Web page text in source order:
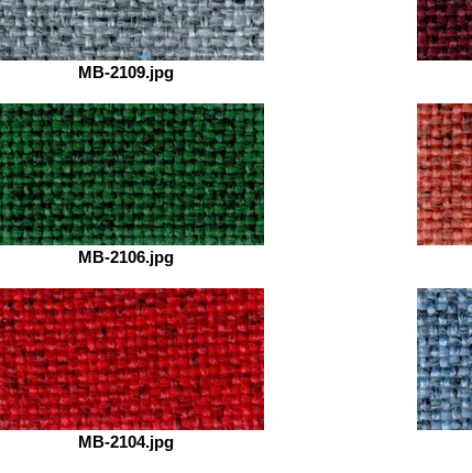
MB-2109.jpg
MB-2106.jpg
MB-2104.jpg